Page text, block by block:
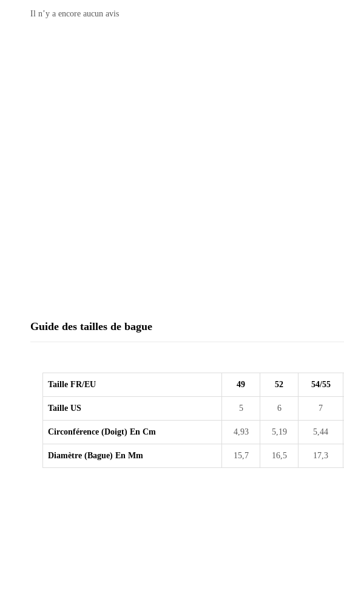
Il n’y a encore aucun avis
Guide des tailles de bague
Taille FR/EU 49 52 54/55
Taille US 5 6 7
Circonférence (doigt) En Cm 4,93 5,19 5,44
Diamètre (bague) En Mm 15,7 16,5 17,3